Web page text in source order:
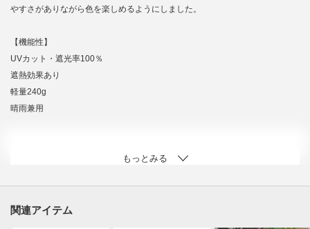
やすさがありながら色を楽しめるようにしました。
【機能性】
UVカット・遮光率100％
遮熱効果あり
軽量240g
晴雨兼用
が異なる場合もございます。
関連アイテム